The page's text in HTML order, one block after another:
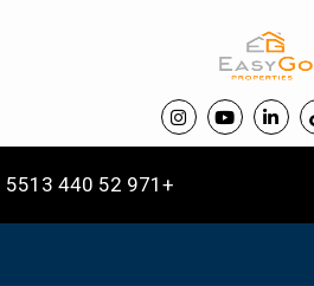
+971 52 440 5513